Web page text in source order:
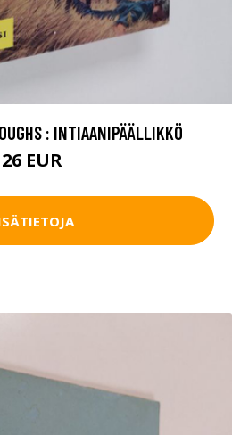
: INTIAANIPÄÄLLIKKÖ
26 EUR